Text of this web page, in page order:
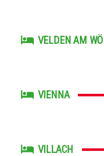
VELDEN AM
VIENNA
VILLACH